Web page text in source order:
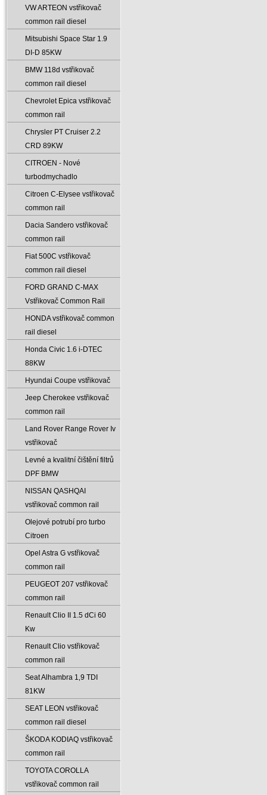
VW ARTEON vstřikovač
common rail diesel
Mitsubishi Space Star 1.9
DI-D 85KW
BMW 118d vstřikovač
common rail diesel
Chevrolet Epica vstřikovač
common rail
Chrysler PT Cruiser 2.2
CRD 89KW
CITROEN - Nové
turbodmychadlo
Citroen C-Elysee vstřikovač
common rail
Dacia Sandero vstřikovač
common rail
Fiat 500C vstřikovač
common rail diesel
FORD GRAND C-MAX
Vstřikovač Common Rail
HONDA vstřikovač common
rail diesel
Honda Civic 1.6 i-DTEC
88KW
Hyundai Coupe vstřikovač
Jeep Cherokee vstřikovač
common rail
Land Rover Range Rover Iv
vstřikovač
Levné a kvalitní čištění filtrů
DPF BMW
NISSAN QASHQAI
vstřikovač common rail
Olejové potrubí pro turbo
Citroen
Opel Astra G vstřikovač
common rail
PEUGEOT 207 vstřikovač
common rail
Renault Clio II 1.5 dCi 60
Kw
Renault Clio vstřikovač
common rail
Seat Alhambra 1‚9 TDI
81KW
SEAT LEON vstřikovač
common rail diesel
ŠKODA KODIAQ vstřikovač
common rail
TOYOTA COROLLA
vstřikovač common rail